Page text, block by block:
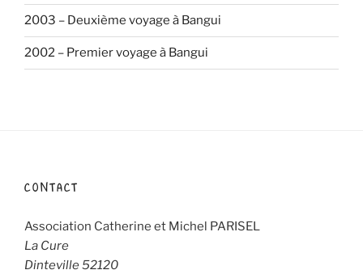
2003 – Deuxième voyage à Bangui
2002 – Premier voyage à Bangui
CONTACT
Association Catherine et Michel PARISEL
La Cure
Dinteville 52120